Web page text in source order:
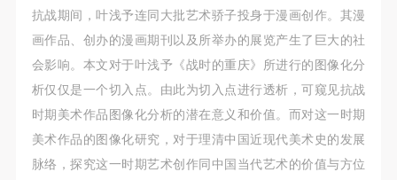
抗战期间，叶浅予连同大批艺术骄子投身于漫画创作。其漫
画作品、创办的漫画期刊以及所举办的展览产生了巨大的社
会影响。本文对于叶浅予《战时的重庆》所进行的图像化分
析仅仅是一个切入点。由此为切入点进行透析，可窥见抗战
时期美术作品图像化分析的潜在意义和价值。而对这一时期
美术作品的图像化研究，对于理清中国近现代美术史的发展
脉络，探究这一时期艺术创作同中国当代艺术的价值与方位